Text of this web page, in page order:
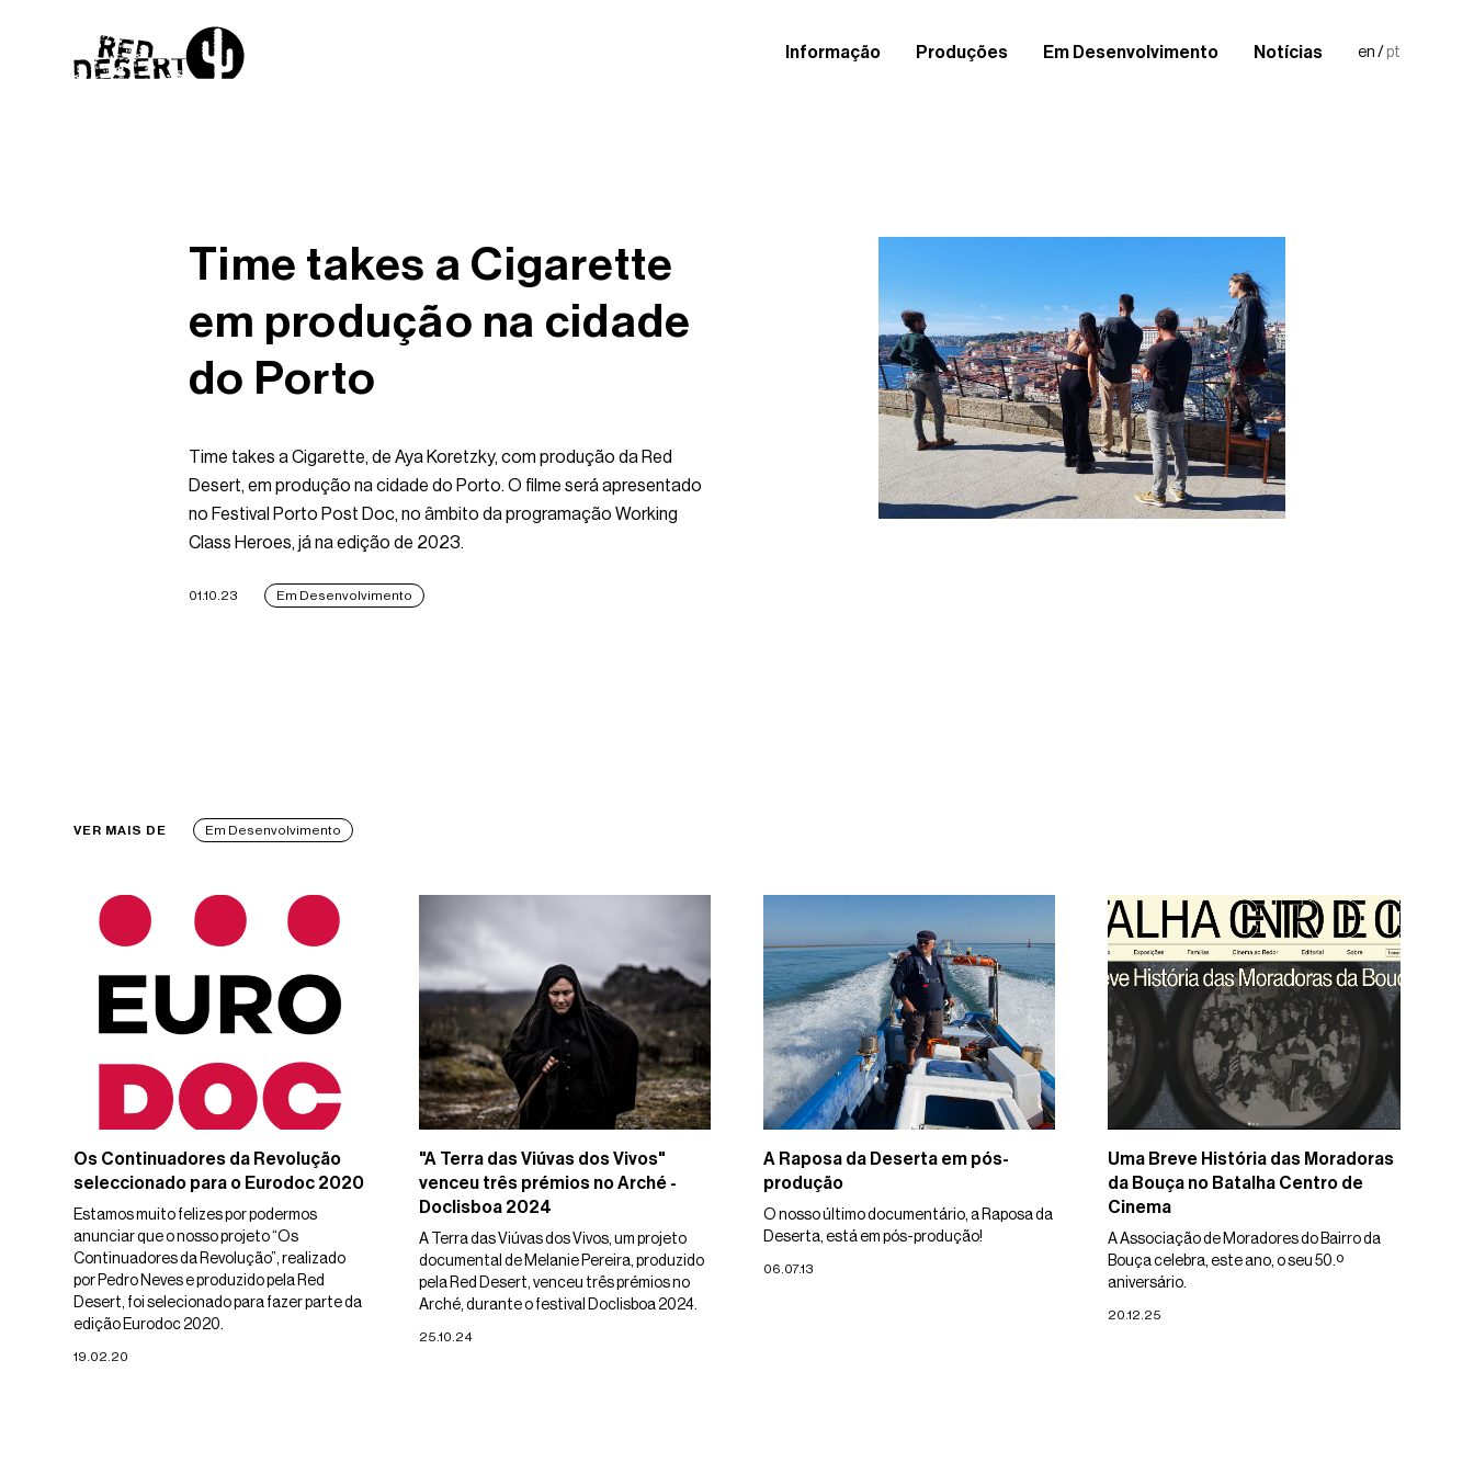
Informação Produções Em Desenvolvimento Notícias en / pt
Time takes a Cigarette
em produção na cidade
do Porto
Time takes a Cigarette, de Aya Koretzky, com produção da Red
Desert, em produção na cidade do Porto. O filme será apresentado
no Festival Porto Post Doc, no âmbito da programação Working
Class Heroes, já na edição de 2023.
01.10.23 Em Desenvolvimento
VER MAIS DE Em Desenvolvimento
Os Continuadores da Revolução
seleccionado para o Eurodoc 2020
Estamos muito felizes por podermos
anunciar que o nosso projeto “Os
Continuadores da Revolução”, realizado
por Pedro Neves e produzido pela Red
Desert, foi selecionado para fazer parte da
edição Eurodoc 2020.
19.02.20
"A Terra das Viúvas dos Vivos"
venceu três prémios no Arché -
Doclisboa 2024
A Terra das Viúvas dos Vivos, um projeto
documental de Melanie Pereira, produzido
pela Red Desert, venceu três prémios no
Arché, durante o festival Doclisboa 2024.
25.10.24
A Raposa da Deserta em pós-
produção
O nosso último documentário, a Raposa da
Deserta, está em pós-produção!
06.07.13
Uma Breve História das Moradoras
da Bouça no Batalha Centro de
Cinema
A Associação de Moradores do Bairro da
Bouça celebra, este ano, o seu 50.º
aniversário.
20.12.25